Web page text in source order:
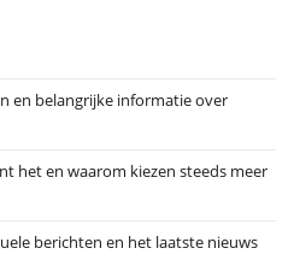
en belangrijke informatie over
het en waarom kiezen steeds meer
berichten en het laatste nieuws